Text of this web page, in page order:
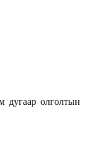
дугаар олголтын